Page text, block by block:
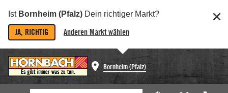
Ist Bornheim (Pfalz) Dein richtiger Markt?
JA, RICHTIG Anderen Markt wählen
Bornheim (Pfalz)